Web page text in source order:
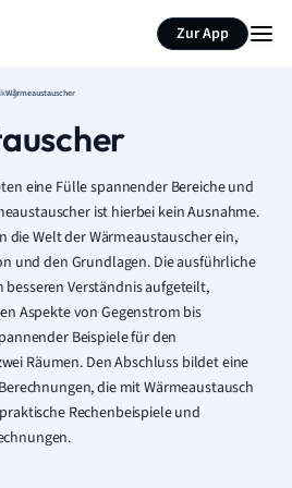
Zur App
Wärmeaustauscher
eine Fülle spannender Bereiche und
ist hierbei kein Ausnahme.
die Welt der Wärmeaustauscher ein,
und den Grundlagen. Die ausführliche
Verständnis aufgeteilt,
Aspekte von Gegenstrom bis
Beispiele für den
Räumen. Den Abschluss bildet eine
die mit Wärmeaustausch
Rechenbeispiele und